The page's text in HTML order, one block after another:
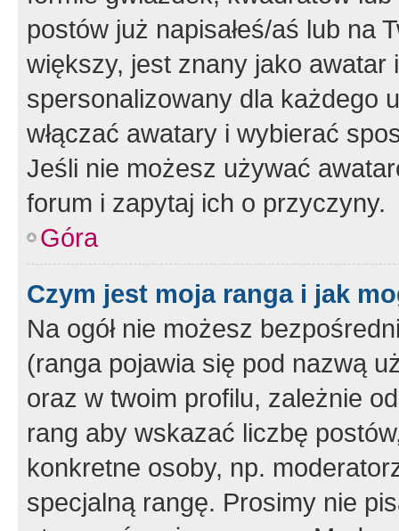
postów już napisałeś/aś lub na
większy, jest znany jako
spersonalizowany dla każdego
włączać awatary i wybierać
Jeśli nie możesz używać
forum i zapytaj ich o przyczyny.
Góra
Czym jest moja ranga i jak
Na ogół nie możesz
(ranga pojawia się pod nazwą
oraz w twoim profilu, zależnie
rang aby wskazać liczbę
konkretne osoby, np.
specjalną rangę. Prosimy nie